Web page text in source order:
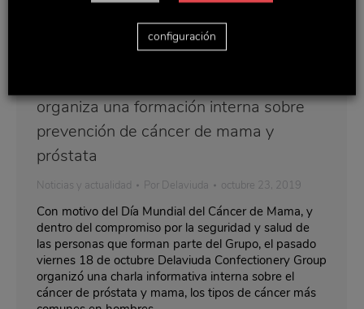
organiza una formación interna sobre
prevención de cáncer de mama y
próstata
Noticias y actualidad Por Delaviuda octubre 23, 2019
Con motivo del Día Mundial del Cáncer de Mama, y
dentro del compromiso por la seguridad y salud de
las personas que forman parte del Grupo, el pasado
viernes 18 de octubre Delaviuda Confectionery Group
organizó una charla informativa interna sobre el
cáncer de próstata y mama, los tipos de cáncer más
configuración